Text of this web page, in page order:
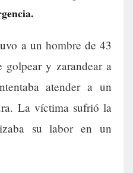
a un hombre de 43
golpear y zarandear a
atender a un
La víctima sufrió la
su labor en un